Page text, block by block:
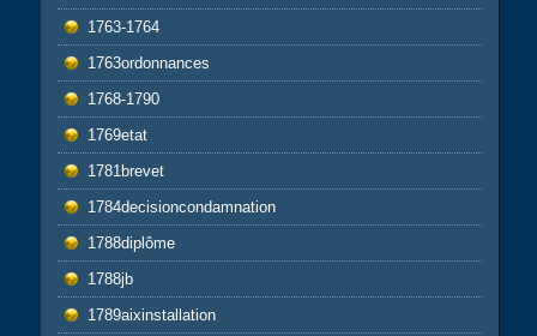
1763-1764
1763ordonnances
1768-1790
1769etat
1781brevet
1784decisioncondamnation
1788diplôme
1788jb
1789aixinstallation